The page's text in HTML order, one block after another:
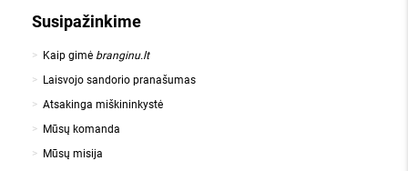
Susipažinkime
Kaip gimė branginu.lt
Laisvojo sandorio pranašumas
Atsakinga miškininkystė
Mūsų komanda
Mūsų misija